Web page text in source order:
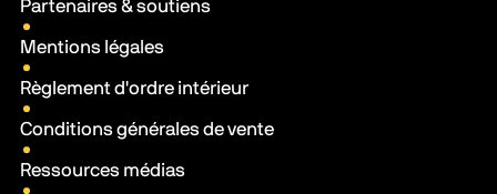
Partenaires & soutiens
Mentions légales
Règlement d'ordre intérieur
Conditions générales de vente
Ressources médias